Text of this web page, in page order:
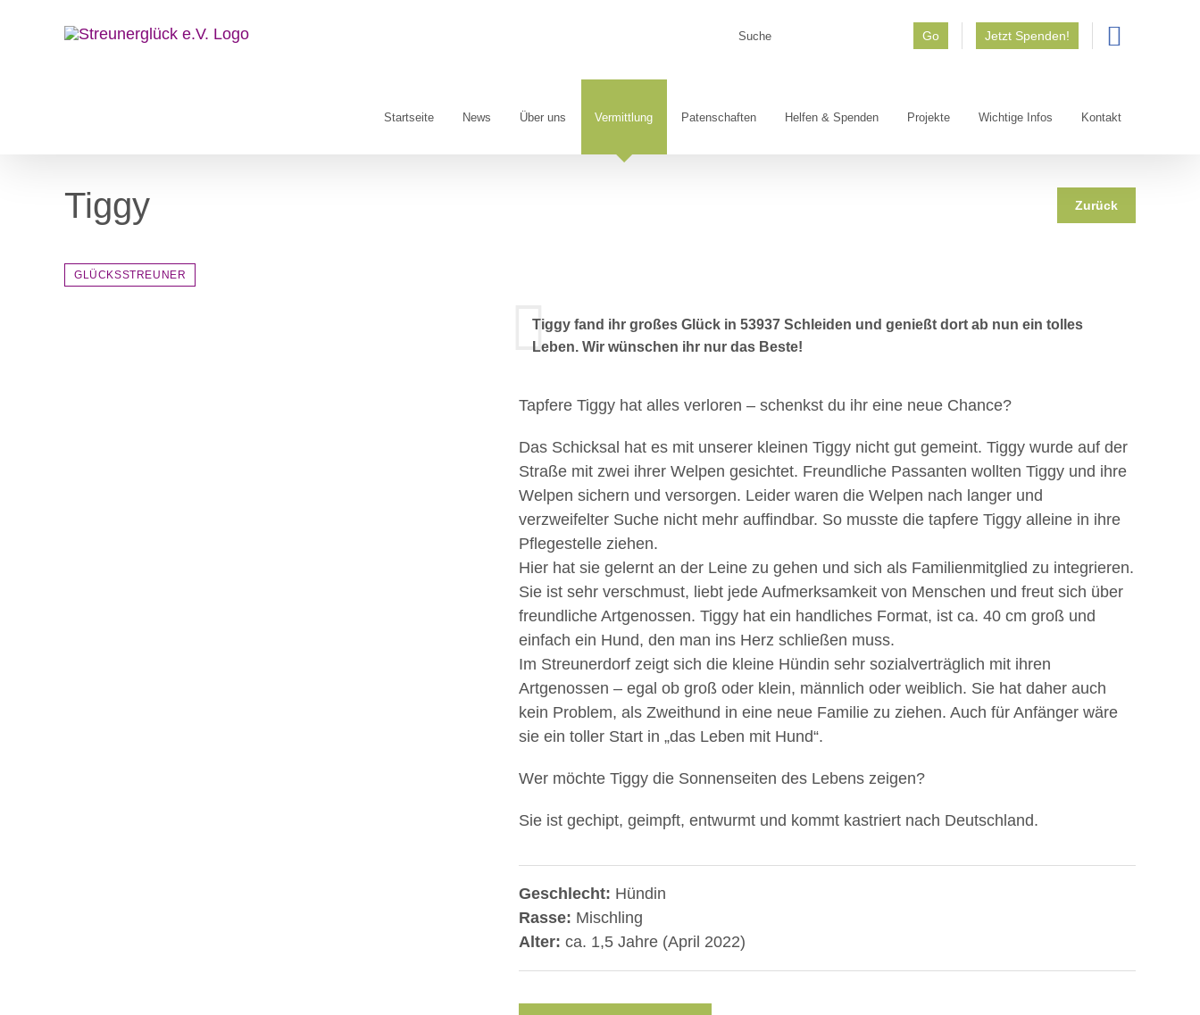
Go Jetzt Spenden!
Startseite News Über uns Vermittlung Patenschaften Helfen & Spenden Projekte Wichtige Infos Kontakt
Tiggy Zurück
GLÜCKSSTREUNER
Tiggy fand ihr großes Glück in 53937 Schleiden und genießt dort ab nun ein tolles
Leben. Wir wünschen ihr nur das Beste!
Tapfere Tiggy hat alles verloren – schenkst du ihr eine neue Chance?
Das Schicksal hat es mit unserer kleinen Tiggy nicht gut gemeint. Tiggy wurde auf der
Straße mit zwei ihrer Welpen gesichtet. Freundliche Passanten wollten Tiggy und ihre
Welpen sichern und versorgen. Leider waren die Welpen nach langer und
verzweifelter Suche nicht mehr auffindbar. So musste die tapfere Tiggy alleine in ihre
Pflegestelle ziehen.
Hier hat sie gelernt an der Leine zu gehen und sich als Familienmitglied zu integrieren.
Sie ist sehr verschmust, liebt jede Aufmerksamkeit von Menschen und freut sich über
freundliche Artgenossen. Tiggy hat ein handliches Format, ist ca. 40 cm groß und
einfach ein Hund, den man ins Herz schließen muss.
Im Streunerdorf zeigt sich die kleine Hündin sehr sozialverträglich mit ihren
Artgenossen – egal ob groß oder klein, männlich oder weiblich. Sie hat daher auch
kein Problem, als Zweithund in eine neue Familie zu ziehen. Auch für Anfänger wäre
sie ein toller Start in „das Leben mit Hund“.
Wer möchte Tiggy die Sonnenseiten des Lebens zeigen?
Sie ist gechipt, geimpft, entwurmt und kommt kastriert nach Deutschland.
Geschlecht: Hündin
Rasse: Mischling
Alter: ca. 1,5 Jahre (April 2022)